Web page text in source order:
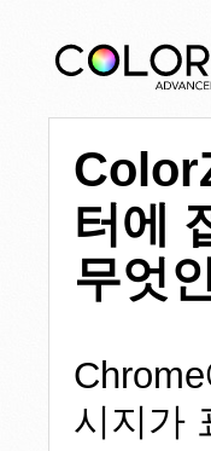
터에
무엇
시지가